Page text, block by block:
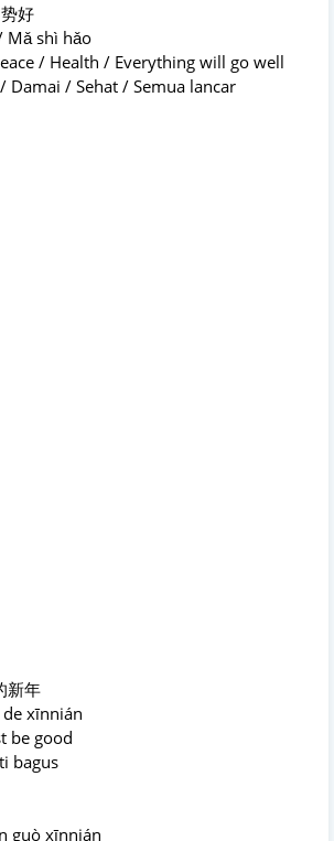
好
Mǎ shì hǎo
/ Health / Everything will go well
Damai / Sehat / Semua lancar
新年
xīnnián
be good
bagus
guò xīnnián